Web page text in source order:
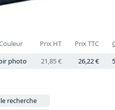
Prix HT Prix TTC
photo 21,85 € 26,22 €
recherche